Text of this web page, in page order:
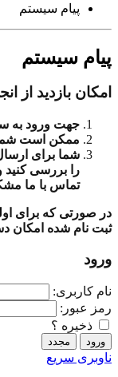
پیام سیستم
پیام سیستم
امکان بازدید از
جهت ورود به
ممکن است شما
شما برای
را بررسی
تماس با ما
در صورتی که برای
ثبت نام شده امکان
ورود
نام کاربری:
رمز عبور:
ذخیره ؟
ناوبری سریع